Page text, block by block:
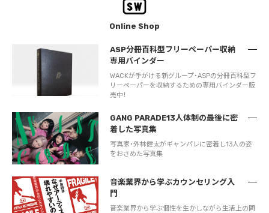
Online Shop
ASP分冊百科型フリーペーパー収納
専用バインダー
WACKが手がける新グループ・ASPの分冊百科型フ
リーペーパーを収納するための専用バインダー販
売中！
GANG PARADE13人体制の最後に密
着した写真集
写真家・外林健太がギャンパレに密着し13人の姿
をおさめた写真集
音楽業界から学ぶカウンセリング入
門
音楽業界から学ぶ個性を生かしながら生活上の問